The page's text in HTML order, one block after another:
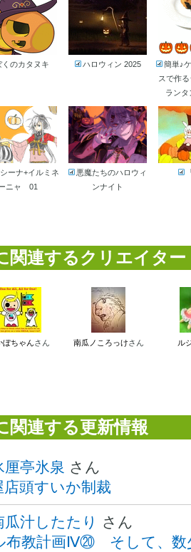
くのカタヌキ ハロウィン 2025
簡単♪
スで作
ランタ
ーナ+イルミネ
ニャ 01
悪魔たちのハロウィ
ンナイト
関連するクリエイター
ぼちゃんさん 南瓜ノころっけさん ル
関連する更新情報
厘亭氷泉 さん
店頭すいか制裁
瓜汁したたり
さん
布教計画Ⅳ⑳ そして、数